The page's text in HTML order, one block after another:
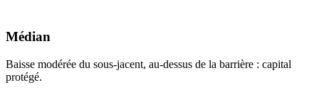
Médian
Baisse modérée du sous-jacent, au-dessus de la barrière : capital
protégé.